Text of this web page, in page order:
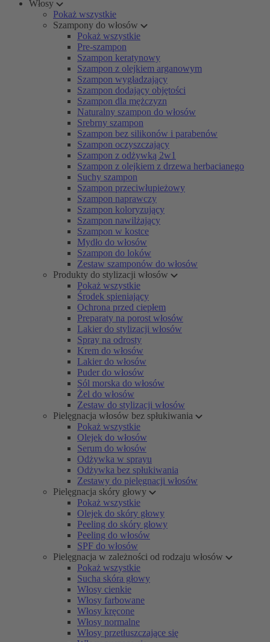
Włosy
Pokaż wszystkie
Szampony do włosów
Pokaż wszystkie
Pre-szampon
Szampon keratynowy
Szampon z olejkiem arganowym
Szampon wygładzający
Szampon dodający objętości
Szampon dla mężczyzn
Naturalny szampon do włosów
Srebrny szampon
Szampon bez silikonów i parabenów
Szampon oczyszczający
Szampon z odżywką 2w1
Szampon z olejkiem z drzewa herbacianego
Suchy szampon
Szampon przeciwłupieżowy
Szampon naprawczy
Szampon koloryzujący
Szampon nawilżający
Szampon w kostce
Mydło do włosów
Szampon do loków
Zestaw szamponów do włosów
Produkty do stylizacji włosów
Pokaż wszystkie
Środek spieniający
Ochrona przed ciepłem
Preparaty na porost włosów
Lakier do stylizacji włosów
Spray na odrosty
Krem do włosów
Lakier do włosów
Puder do włosów
Sól morska do włosów
Żel do włosów
Zestaw do stylizacji włosów
Pielęgnacja włosów bez spłukiwania
Pokaż wszystkie
Olejek do włosów
Serum do włosów
Odżywka w sprayu
Odżywka bez spłukiwania
Zestawy do pielęgnacji włosów
Pielęgnacja skóry głowy
Pokaż wszystkie
Olejek do skóry głowy
Peeling do skóry głowy
Peeling do włosów
SPF do włosów
Pielęgnacja w zależności od rodzaju włosów
Pokaż wszystkie
Sucha skóra głowy
Włosy cienkie
Włosy farbowane
Włosy kręcone
Włosy normalne
Włosy przetłuszczające się